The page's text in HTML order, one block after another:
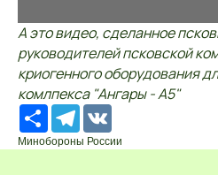
А это видео, сделанное
руководителей псковской
криогенного оборудования
комлпекса "Ангары - А5"
РесурсTelegram
Минобороны России